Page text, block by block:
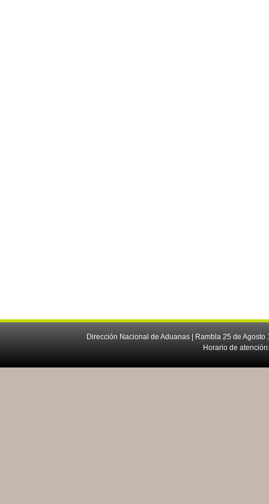
Dirección Nacional de Aduanas | Rambla 25 de
Horario de